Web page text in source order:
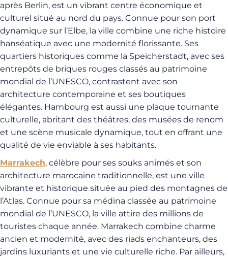
après Berlin, est un vibrant centre économique et
culturel situé au nord du pays. Connue pour son port
dynamique sur l’Elbe, la ville combine une riche histoire
hanséatique avec une modernité florissante. Ses
quartiers historiques comme la Speicherstadt, avec ses
entrepôts de briques rouges classés au patrimoine
mondial de l’UNESCO, contrastent avec son
architecture contemporaine et ses boutiques
élégantes. Hambourg est aussi une plaque tournante
culturelle, abritant des théâtres, des musées de renom
et une scène musicale dynamique, tout en offrant une
qualité de vie enviable à ses habitants.
Marrakech, célèbre pour ses souks animés et son
architecture marocaine traditionnelle, est une ville
vibrante et historique située au pied des montagnes de
l’Atlas. Connue pour sa médina classée au patrimoine
mondial de l’UNESCO, la ville attire des millions de
touristes chaque année. Marrakech combine charme
ancien et modernité, avec des riads enchanteurs, des
jardins luxuriants et une vie culturelle riche. Par ailleurs,